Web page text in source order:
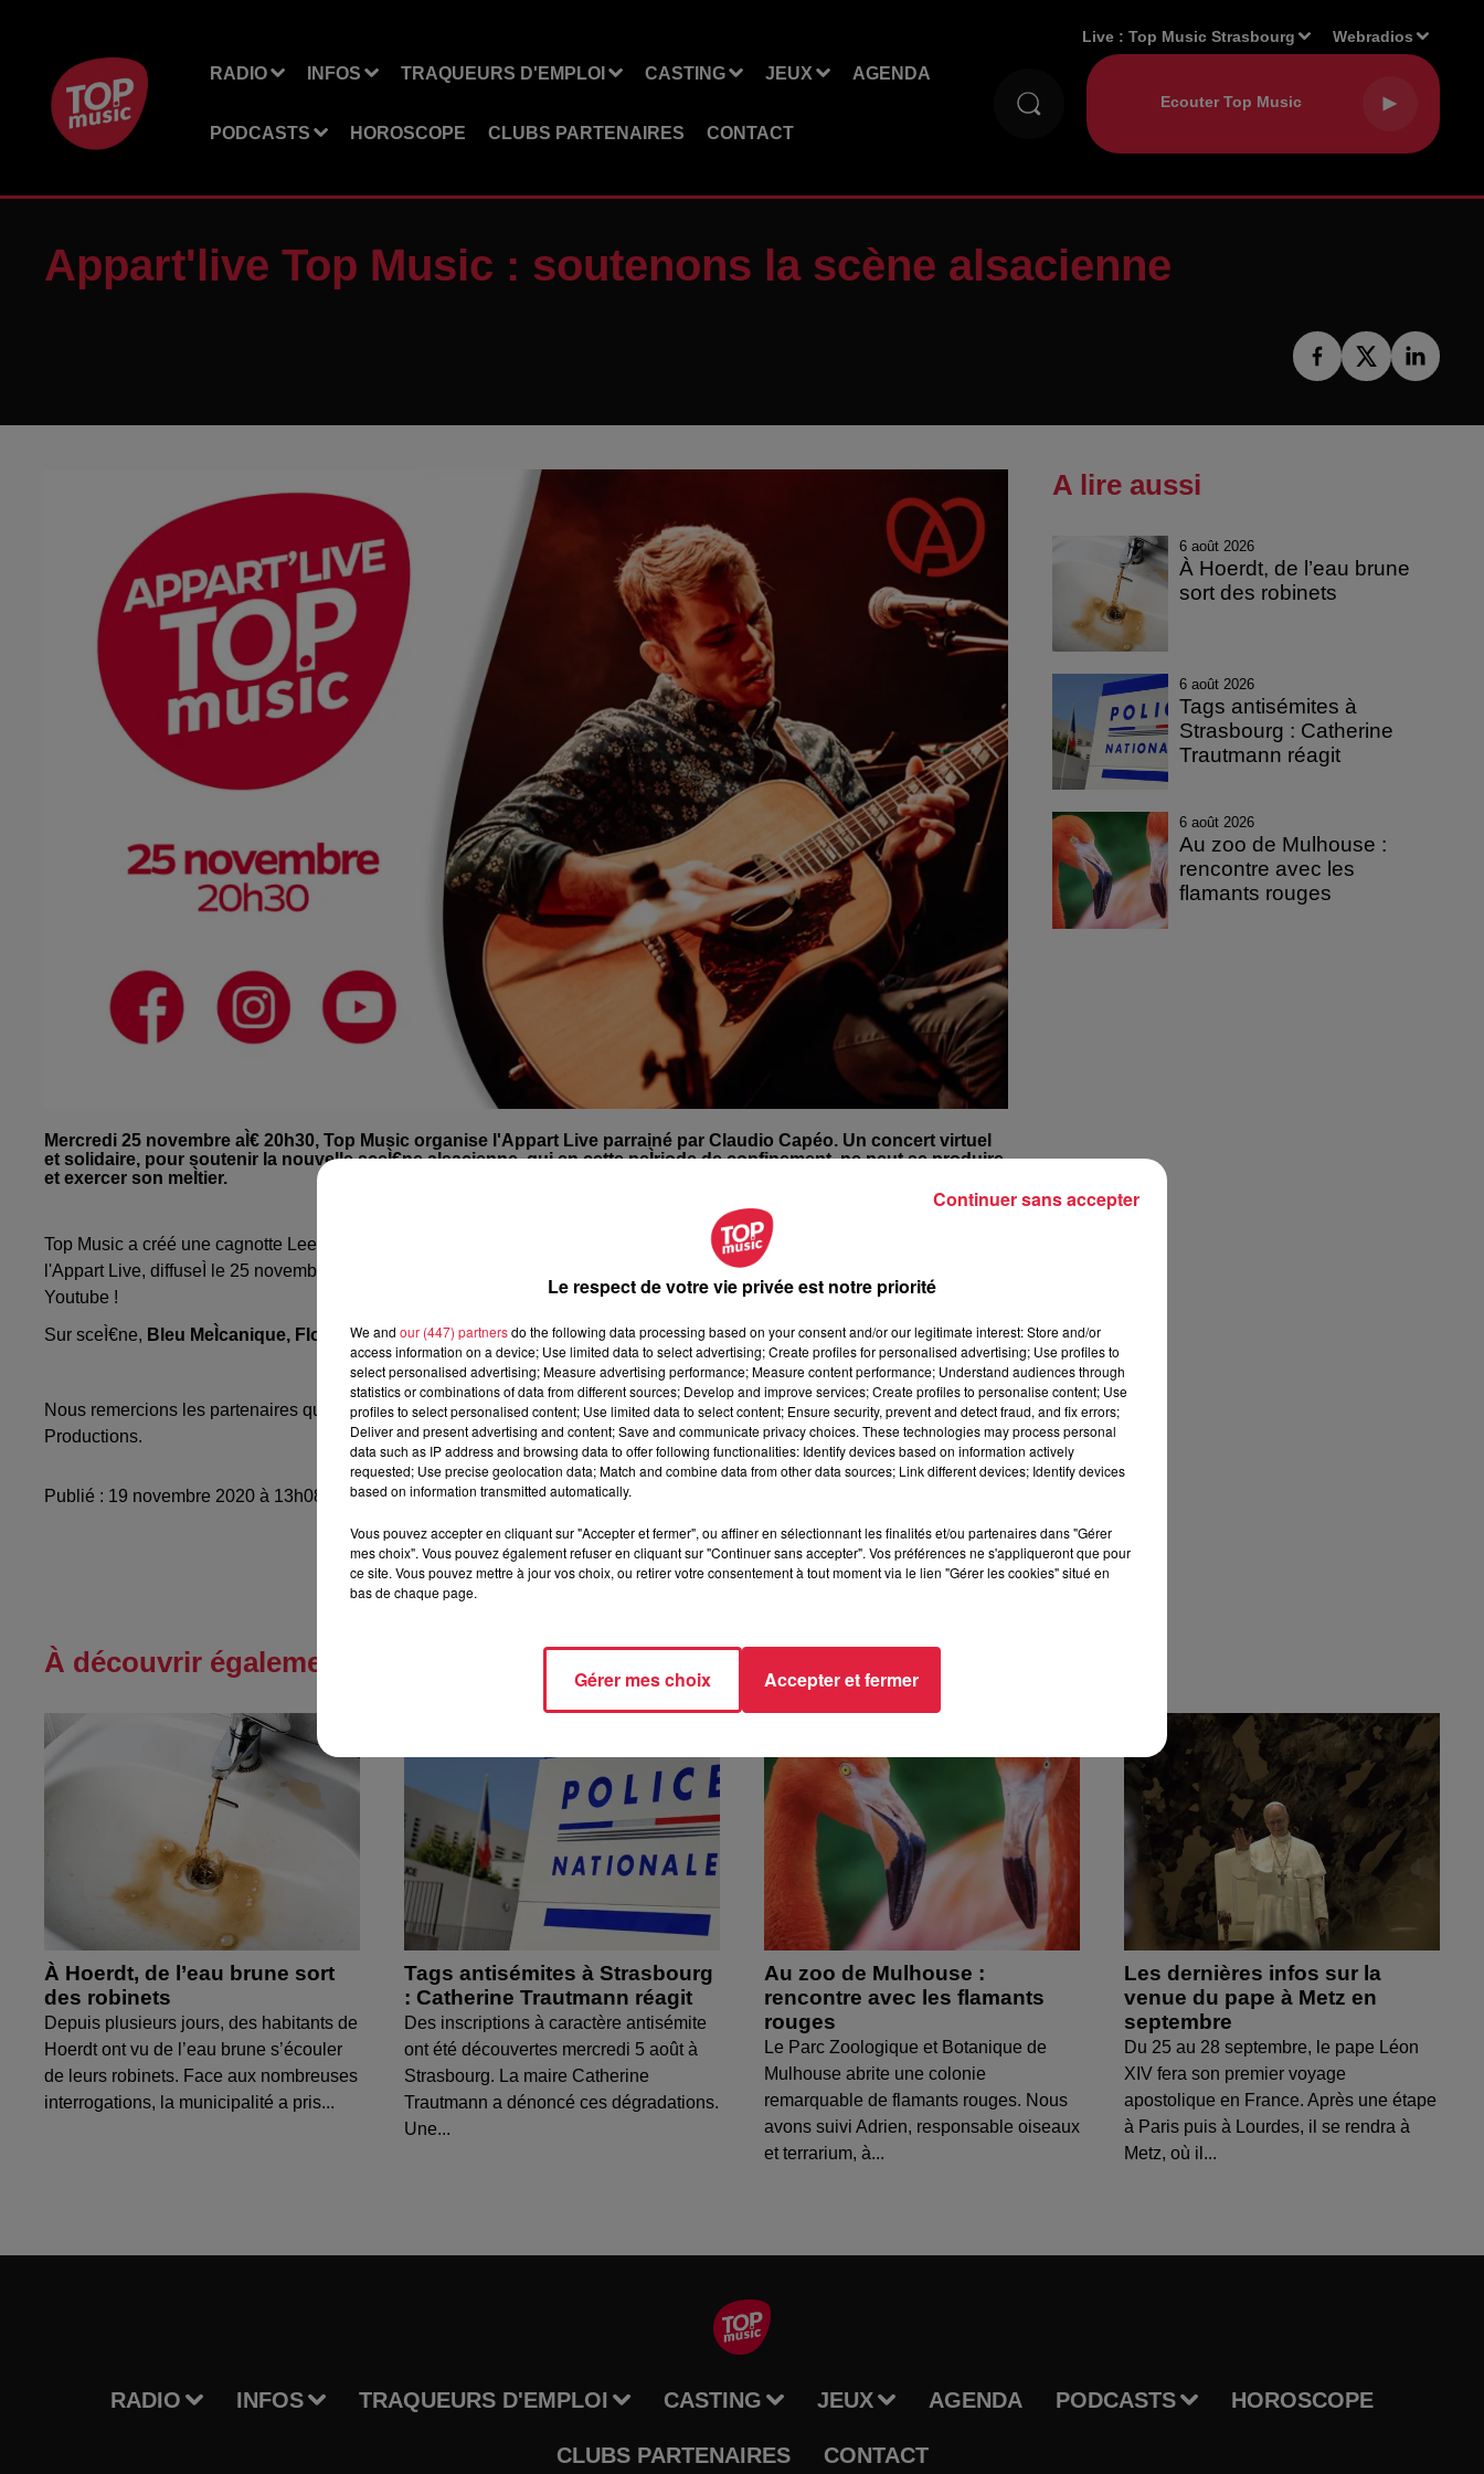
RADIO INFOS TRAQUEURS D'EMPLOI CASTING JEUX AGENDA
PODCASTS HOROSCOPE CLUBS PARTENAIRES CONTACT
Live :Top Music Strasbourg Webradios
Appart'live Top Music : soutenons la scène alsacienne
Mercredi 25 novembre aÌ€ 20h30, Top Music organise l'Appart Live parrainé par Claudio Capéo. Un concert virtuel
et solidaire, pour soutenir la nouvelle sceÌ€ne alsacienne, qui en cette peÌriode de confinement, ne peut se produire
et exercer son meÌtier.
Top Music a créé une cagnotte Leetchi, et tous les dons seront reverseÌs eÌquitablement aux artistes preÌsents
l'Appart Live, diffuseÌ le 25 novembre aÌ€ 20h30,
de Top Music, Facebook, Instagram et
Youtube !
Sur sceÌ€ne, Bleu MeÌcanique, Flo Bauer, Claire Faravarjoo, Hotel Paradisio et Lyre le temps.
> Faites vos dons ICI !
Nous remercions les partenaires qui nous soutiennent dans ce projet, la Marque Alsace, XeÌos et MeÌdiaSchool
Productions.
Publié : 19 novembre 2020 à 13h08 - Modifié : 10 mai 2021 à 11h04 Rédaction
A lire aussi
6 août 2026
À Hoerdt, de l’eau brune
sort des robinets
6 août 2026
Tags antisémites à
Strasbourg : Catherine
Trautmann réagit
6 août 2026
Au zoo de Mulhouse :
rencontre avec les
flamants rouges
À découvrir également
À Hoerdt, de l’eau brune sort
des robinets
Depuis plusieurs jours, des habitants de
Hoerdt ont vu de l’eau brune s’écouler
de leurs robinets. Face aux nombreuses
interrogations, la municipalité a pris...
Tags antisémites à Strasbourg
: Catherine Trautmann réagit
Des inscriptions à caractère antisémite
ont été découvertes mercredi 5 août à
Strasbourg. La maire Catherine
Trautmann a dénoncé ces dégradations.
Une...
Au zoo de Mulhouse :
rencontre avec les flamants
rouges
Le Parc Zoologique et Botanique de
Mulhouse abrite une colonie
remarquable de flamants rouges. Nous
avons suivi Adrien, responsable oiseaux
et terrarium, à...
Les dernières infos sur la
venue du pape à Metz en
septembre
Du 25 au 28 septembre, le pape Léon
XIV fera son premier voyage
apostolique en France. Après une étape
à Paris puis à Lourdes, il se rendra à
Metz, où il...
RADIO INFOS TRAQUEURS D'EMPLOI CASTING JEUX AGENDA PODCASTS HOROSCOPE
CLUBS PARTENAIRES CONTACT
Le respect de votre vie privée est notre priorité
We and our (447) partnersdo the following data processing based on your consent and/or our legitimate interest: Store and/or
access information on a device; Use limited data to select advertising; Create profiles for personalised advertising; Use profiles to
select personalised advertising; Measure advertising performance; Measure content performance; Understand audiences through
statistics or combinations of data from different sources; Develop and improve services; Create profiles to personalise content; Use
profiles to select personalised content; Use limited data to select content; Ensure security, prevent and detect fraud, and fix errors;
Deliver and present advertising and content; Save and communicate privacy choices. These technologies may process personal
data such as IP address and browsing data to offer following functionalities: Identify devices based on information actively
requested; Use precise geolocation data; Match and combine data from other data sources; Link different devices; Identify devices
based on information transmitted automatically.
Vous pouvez accepter en cliquant sur "Accepter et fermer", ou affiner en sélectionnant les finalités et/ou partenaires dans "Gérer
mes choix". Vous pouvez également refuser en cliquant sur "Continuer sans accepter". Vos préférences ne s'appliqueront que pour
ce site. Vous pouvez mettre à jour vos choix, ou retirer votre consentement à tout moment via le lien "Gérer les cookies" situé en
bas de chaque page.
Gérer mes choix Accepter et fermer
Continuer sans accepter